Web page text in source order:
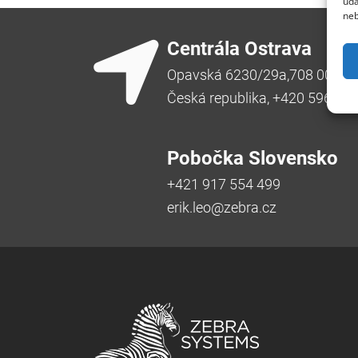
Centrála Ostrava
Opavská 6230/29a,708 00
Česká republika, +420 596 912
Pobočka Slovensko
+421 917 554 499
erik.leo@zebra.cz